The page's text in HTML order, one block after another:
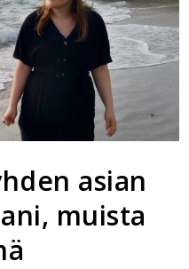
asian
muista